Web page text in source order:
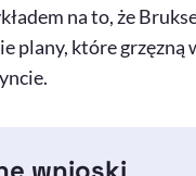
na to, że
plany, które grzęzną